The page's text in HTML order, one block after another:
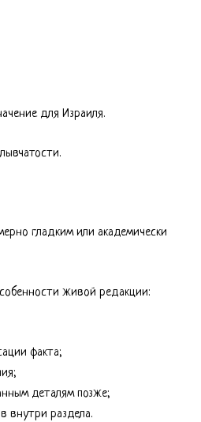
для Израиля.
гладким или академически
живой редакции:
факта;
деталям позже;
внутри раздела.